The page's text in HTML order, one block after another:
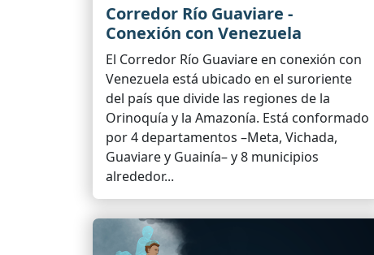
Corredor Río Guaviare -
Conexión con Venezuela
El Corredor Río Guaviare en conexión con
Venezuela está ubicado en el suroriente
del país que divide las regiones de la
Orinoquía y la Amazonía. Está conformado
por 4 departamentos –Meta, Vichada,
Guaviare y Guainía– y 8 municipios
alrededor...